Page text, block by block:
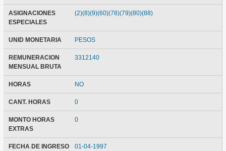
ASIGNACIONES
ESPECIALES
(2)(8)(9)(60)(78)(79)(80)(88)
UNID MONETARIA PESOS
REMUNERACION
MENSUAL BRUTA
3312140
HORAS NO
CANT. HORAS 0
MONTO HORAS
EXTRAS
0
FECHA DE INGRESO 01-04-1997